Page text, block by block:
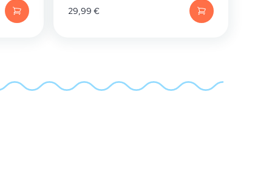
29,99 €